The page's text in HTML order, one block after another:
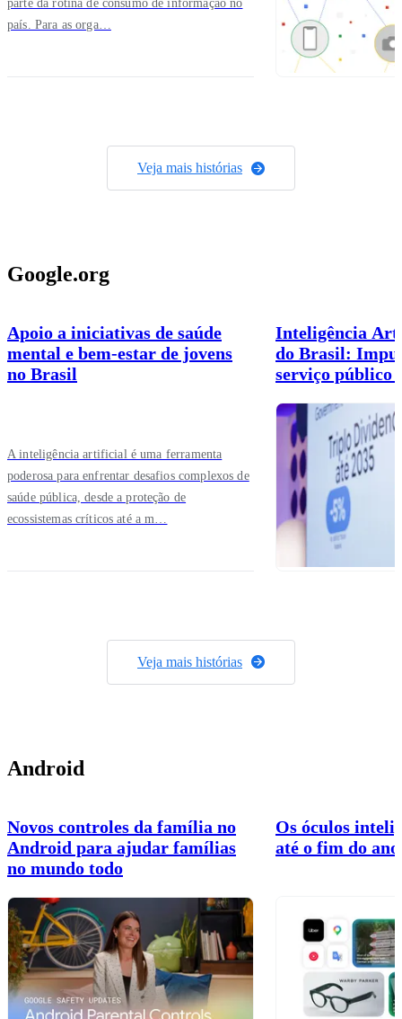
parte da rotina de consumo de informação no
país. Para as orga…
Veja mais histórias
Google.org
Apoio a iniciativas de saúde
mental e bem-estar de jovens
no Brasil
A inteligência artificial é uma ferramenta
poderosa para enfrentar desafios complexos de
saúde pública, desde a proteção de
ecossistemas críticos até a m…
Inteligência
do Brasil:
serviço público
Veja mais histórias
Android
Novos controles da família no
Android para ajudar famílias
no mundo todo
Os óculos
até o fim do ano